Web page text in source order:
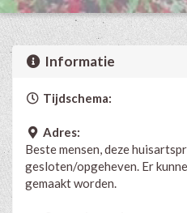
Informatie
Tijdschema:
Adres:
Beste mensen, deze
gesloten/opgeheven. Er
gemaakt worden.